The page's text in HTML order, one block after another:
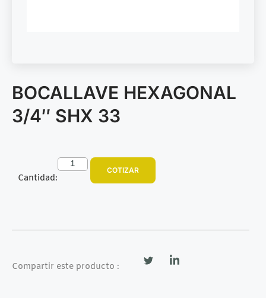
BOCALLAVE HEXAGONAL
3/4″ SHX 33
Cantidad:
COTIZAR
Compartir este producto :